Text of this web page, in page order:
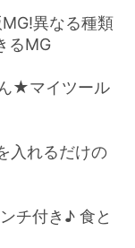
異なる種類
るMG
★マイツール
入れるだけの
チ付き♪ 食と